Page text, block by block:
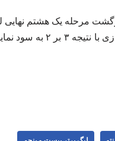
روی الحسین اردن